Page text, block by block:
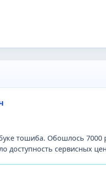
тошиба. Обошлось 7000
доступность сервисных